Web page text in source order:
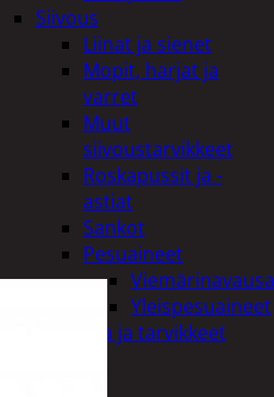
Siivous
Liinat ja sienet
Mopit, harjat ja
varret
Muut
siivoustarvikkeet
Roskapussit ja -
astiat
Sankot
Pesuaineet
Yleispesuaineet
Eläintenruoka ja tarvikkeet